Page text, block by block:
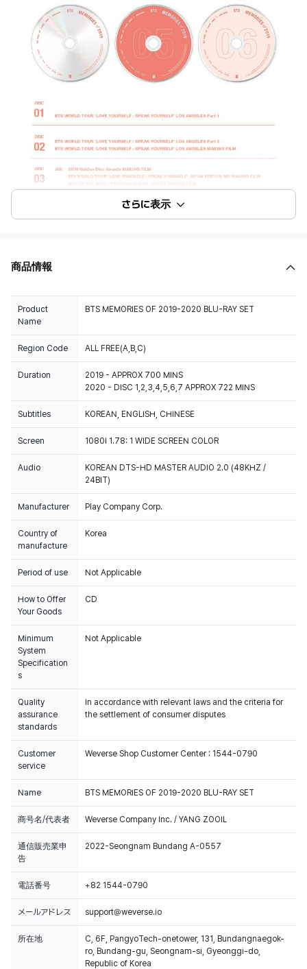
さらに表示
商品情報
Product
Name
BTS MEMORIES OF 2019-2020 BLU-RAY SET
Region Code ALL FREE(A,B,C)
Duration
2019 - APPROX 700 MINS
2020 - DISC 1,2,3,4,5,6,7 APPROX 722 MINS
Subtitles KOREAN, ENGLISH, CHINESE
Screen 1080I 1.78: 1 WIDE SCREEN COLOR
Audio
KOREAN DTS-HD MASTER AUDIO 2.0 (48KHZ /
24BIT)
Manufacturer Play Company Corp.
Country of
manufacture
Korea
Period of use Not Applicable
How to Offer
Your Goods
CD
Minimum
System
Specification
s
Not Applicable
Quality
assurance
standards
In accordance with relevant laws and the criteria for
the settlement of consumer disputes
Customer
service
Weverse Shop Customer Center : 1544-0790
Name BTS MEMORIES OF 2019-2020 BLU-RAY SET
商号名/代表者 Weverse Company Inc. / YANG ZOOIL
通信販売業申
告
2022-Seongnam Bundang A-0557
電話番号 +82 1544-0790
メールアドレス support@weverse.io
所在地
C, 6F, PangyoTech-onetower, 131, Bundangnaegok-
ro, Bundang-gu, Seongnam-si, Gyeonggi-do,
Republic of Korea